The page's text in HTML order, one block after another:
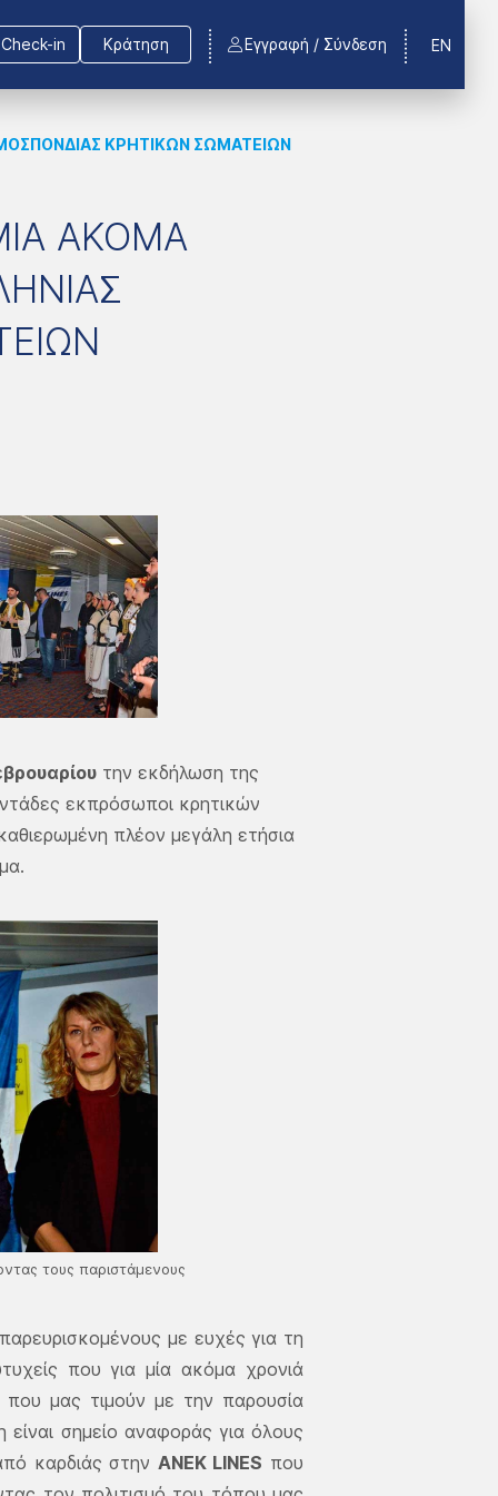
in Κράτηση EN
Εγγραφή / Σύνδεση
ΚΡΗΤΙΚΩΝ ΣΩΜΑΤΕΙΩΝ
ΑΚΟΜΑ
την εκδήλωση της
εκπρόσωποι κρητικών
πλέον μεγάλη ετήσια
τους παριστάμενους
με ευχές για τη
που για μία ακόμα χρονιά
που μας τιμούν με την παρουσία
σημείο αναφοράς για όλους
καρδιάς στην ΑΝΕΚ LINES που